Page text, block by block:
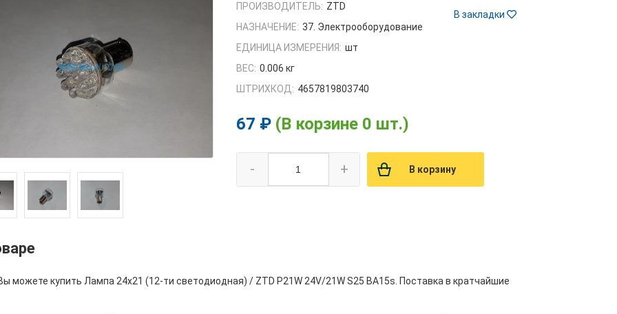
В закладки
ПРОИЗВОДИТЕЛЬ: ZTD
НАЗНАЧЕНИЕ: 37. Электрооборудование
ЕДИНИЦА ИЗМЕРЕНИЯ: шт
ВЕС: 0.006 кг
ШТРИХКОД: 4657819803740
67 ₽ (В корзине 0 шт.)
- + В корзину
можете купить Лампа 24х21 (12-ти светодиодная) / ZTD P21W 24V/21W S25 BA15s. Поставка в кратчайшие